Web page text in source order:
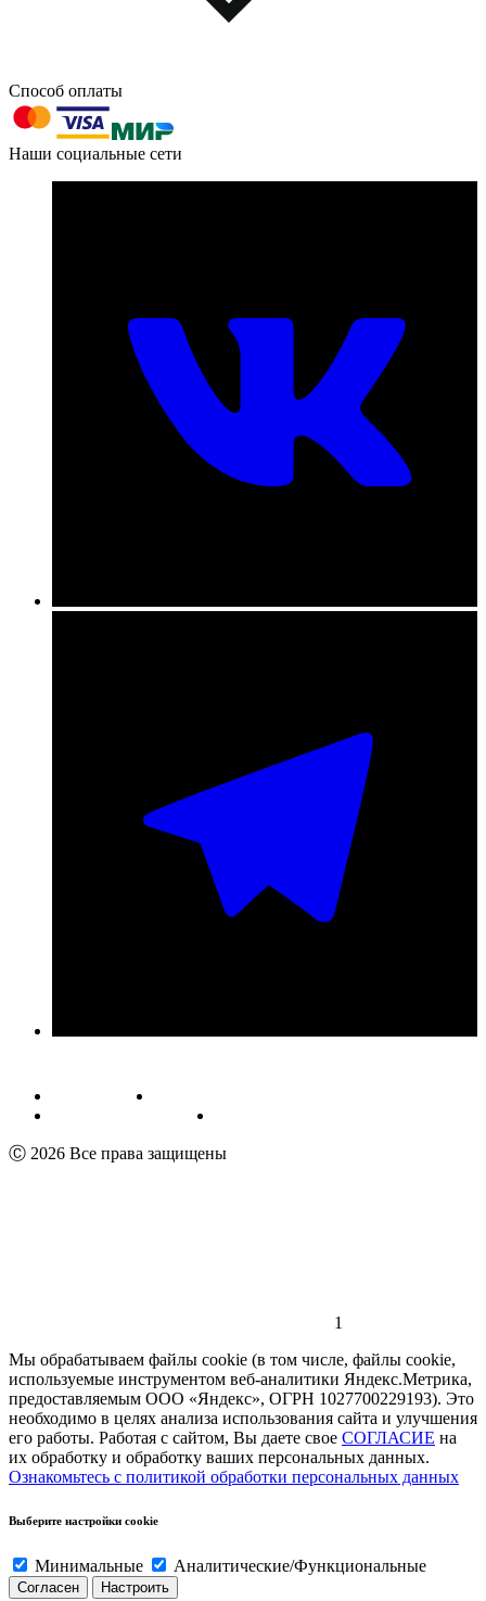
603004, г. Нижний Новгород, проспект Ленина, д. 95
Номер телефона для связи:
+7 (831) 290-86-98
Способ оплаты
Наши социальные сети
Публичная оферта
Пользовательское соглашение
Ⓒ 2026 Все права защищены
1
Мы обрабатываем файлы cookie (в том числе, файлы cookie,
используемые инструментом веб-аналитики Яндекс.Метрика,
предоставляемым ООО «Яндекс», ОГРН 1027700229193). Это
необходимо в целях анализа использования сайта и улучшения
его работы. Работая с сайтом, Вы даете свое СОГЛАСИЕ на
их обработку и обработку ваших персональных данных.
Ознакомьтесь с политикой обработки персональных данных
Выберите настройки cookie
Минимальные Аналитические/Функциональные
Согласен Настроить